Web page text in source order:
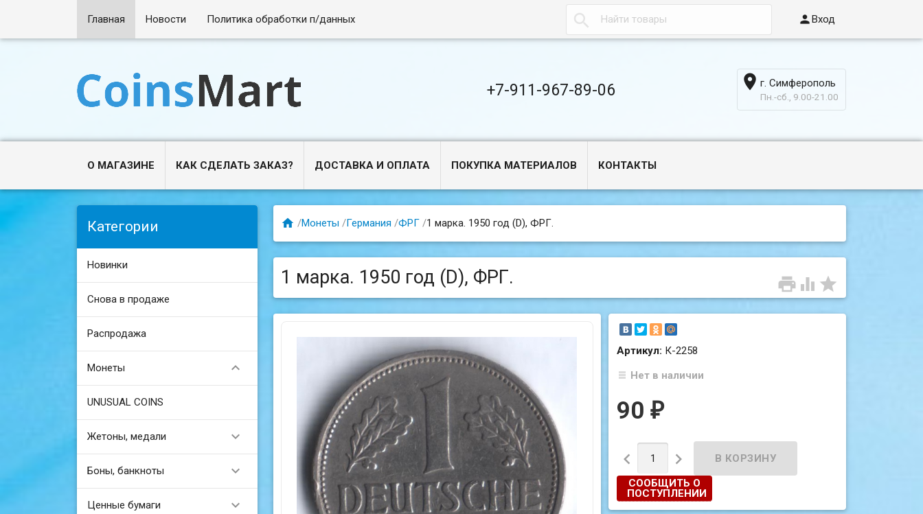
Главная Новости Политика обработки п/данных  Вход
+7-911-967-89-06  г. Симферополь
Пн.-сб., 9.00-21.00
О МАГАЗИНЕ КАК СДЕЛАТЬ ЗАКАЗ? ДОСТАВКА И ОПЛАТА ПОКУПКА МАТЕРИАЛОВ КОНТАКТЫ
Категории
Новинки
Снова в продаже
Распродажа
Монеты 
UNUSUAL COINS
Жетоны, медали 
Боны, банкноты 
Ценные бумаги 
 /Монеты /Германия /ФРГ /1 марка. 1950 год (D), ФРГ.
  
1 марка. 1950 год (D), ФРГ.
Артикул: К-2258
Нет в наличии
90₽
 
СООБЩИТЬ О
ПОСТУПЛЕНИИ